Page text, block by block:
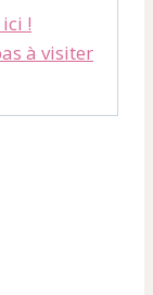
!
à visiter